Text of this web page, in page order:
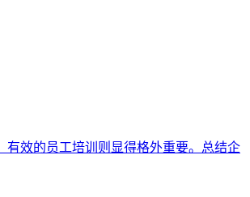
有效的员工培训则显得格外重要。总结企